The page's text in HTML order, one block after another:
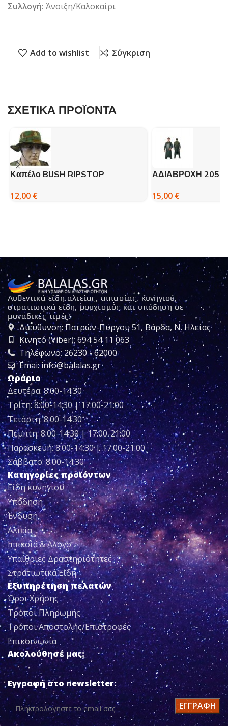
Συλλογή: Άνοιξη/Καλοκαίρι
Add to wishlist Σύγκριση
ΣΧΕΤΙΚΑ ΠΡΟΪΟΝΤΑ
Καπέλο BUSH RIPSTOP
12,00 €
ΑΔΙΑΒΡΟΧΗ 2051
15,00 €
Αυθεντικά είδη αλιείας, ιππασίας, κυνηγιού,
στρατιωτικά είδη, ρουχισμός και υπόδηση σε
μοναδικές τιμές!
Διεύθυνση: Πατρών-Πύργου 51, Βάρδα, Ν. Ηλείας
Κινητό (Viber): 694 54 11 063
Τηλέφωνο: 26230 - 62000
Emai: info@balalas.gr
Ωράριο
Δευτέρα: 8:00-14:30
Τρίτη: 8:00-14:30 | 17:00-21:00
Τετάρτη: 8:00-14:30
Πέμπτη: 8:00-14:30 | 17:00-21:00
Παρασκευή: 8:00-14:30 | 17:00-21:00
Σάββατο: 8:00-14:30
Κατηγορίες προϊόντων
Είδη κυνηγιού
Υπόδηση
Ένδυση
Αλιεία
Ιππασία & Άλογο
Υπαίθριες Δραστηριότητες
Στρατιωτικά Είδη
Εξυπηρέτηση πελατών
Όροι Χρήσης
Τρόποι Πληρωμής
Τρόποι Αποστολής/Επιστροφές
Επικοινωνία
Ακολούθησέ μας:
Εγγραφή στο newsletter: